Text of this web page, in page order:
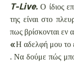
T-Live.Ο ίδιος
της είναι στο
πως βρίσκονται εν
«Η αδελφή μου το
. Να δούμε πώς